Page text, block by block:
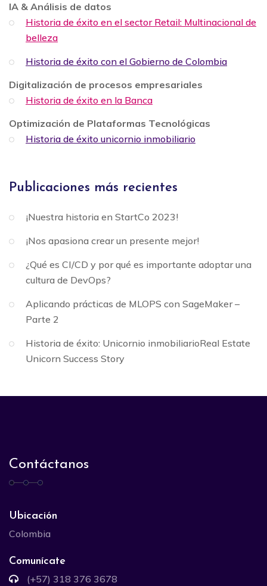
IA & Análisis de datos
Historia de éxito en el sector Retail: Multinacional de
belleza
Historia de éxito con el Gobierno de Colombia
Digitalización de procesos empresariales
Historia de éxito en la Banca
Optimización de Plataformas Tecnológicas
Historia de éxito unicornio inmobiliario
Publicaciones más recientes
¡Nuestra historia en StartCo 2023!
¡Nos apasiona crear un presente mejor!
¿Qué es CI/CD y por qué es importante adoptar una
cultura de DevOps?
Aplicando prácticas de MLOPS con SageMaker –
Parte 2
Historia de éxito: Unicornio inmobiliarioReal Estate
Unicorn Success Story
Contáctanos
Ubicación
Colombia
Comunícate
(+57) 318 376 3678